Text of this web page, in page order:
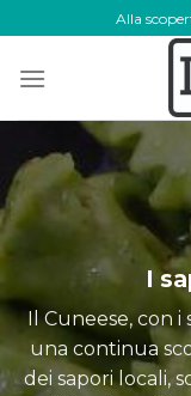
to
content
Alla
I
Il Cuneese, con
una continua
dei sapori locali,